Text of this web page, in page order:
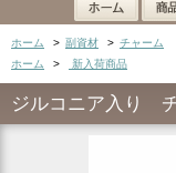
ホーム > 副資材 > チャーム
ホーム
> 新入荷商品
ジルコニア入り